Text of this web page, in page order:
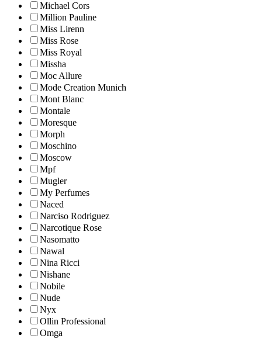
Michael Cors
Million Pauline
Miss Lirenn
Miss Rose
Miss Royal
Missha
Moc Allure
Mode Creation Munich
Mont Blanc
Montale
Moresque
Morph
Moschino
Moscow
Mpf
Mugler
My Perfumes
Naced
Narciso Rodriguez
Narcotique Rose
Nasomatto
Nawal
Nina Ricci
Nishane
Nobile
Nude
Nyx
Ollin Professional
Omga